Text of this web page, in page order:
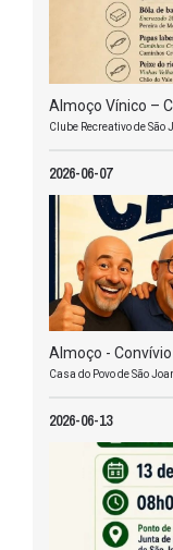
Almoço Vínico –
Clube Recreativo de São
2026-06-07
Almoço -
Casa do Povo de São
2026-06-13